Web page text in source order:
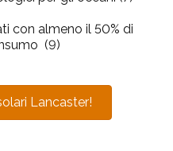
con almeno il 50% di
(9)
Lancaster!